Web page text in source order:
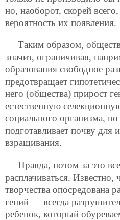
но, наоборот, скорей
вероятность их появления.
Таким образом,
значит, ограничивая,
образования свободное
предотвращает
него (общества) прирост
естественную
социального организма,
подготавливает почву для
взращивания.
Правда, потом за это
расплачиваться. Известно,
творчества опосредована
гений — всегда
ребенок, который